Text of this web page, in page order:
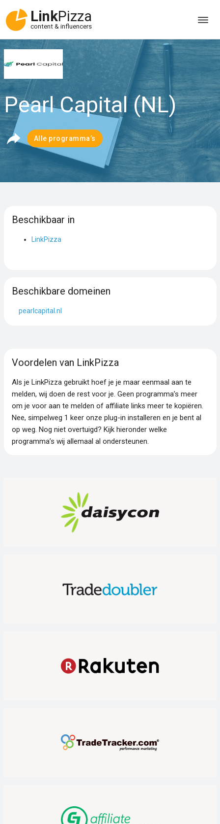
LinkPizza
content & influencers
Pearl Capital (NL)
Alle programma’s
Beschikbaar in
LinkPizza
Beschikbare domeinen
pearlcapital.nl
Voordelen van LinkPizza
Als je LinkPizza gebruikt hoef je je maar eenmaal aan te
melden, wij doen de rest voor je. Geen programma’s meer
om je voor aan te melden of affiliate links meer te kopiëren.
Nee, simpelweg 1 keer onze plug-in installeren en je bent al
op weg. Nog niet overtuigd? Kijk hieronder welke
programma’s wij allemaal al ondersteunen.